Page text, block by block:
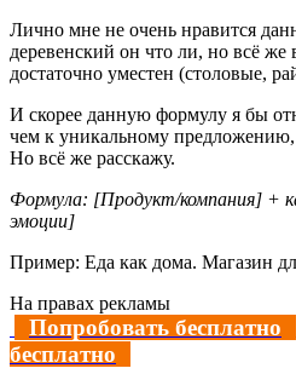
Лично мне не очень нравится
деревенский он что ли, но всё же
достаточно уместен (столовые,
И скорее данную формулу я бы
чем к уникальному
Но всё же расскажу.
Формула: [Продукт/компания] +
эмоции]
Пример: Еда как дома. Магазин
На правах рекламы
Попробовать бесплатно
бесплатно